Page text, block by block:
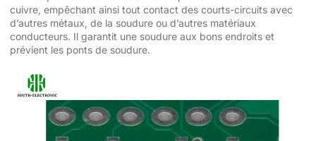
cuivre, empêchant ainsi tout contact des courts-circuits avec
d’autres métaux, de la soudure ou d’autres matériaux
conducteurs. Il garantit une soudure aux bons endroits et
prévient les ponts de soudure.